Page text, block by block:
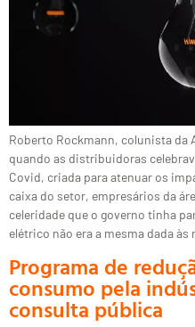
Roberto Rockmann, colunista da
quando as distribuidoras
Covid, criada para atenuar os
caixa do setor, empresários da
celeridade que o governo tinha
elétrico não era a mesma dada
Programa de
consumo pela
consulta pública